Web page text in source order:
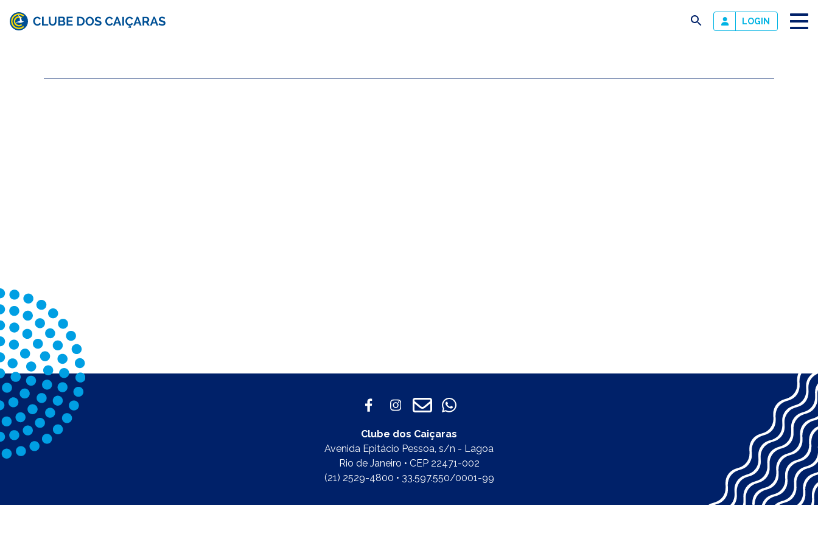
Caiçaras
busca LOGIN
Clube dos Caiçaras
Avenida Epitácio Pessoa, s/n - Lagoa
Rio de Janeiro • CEP 22471-002
(21) 2529-4800 • 33.597.550/0001-99